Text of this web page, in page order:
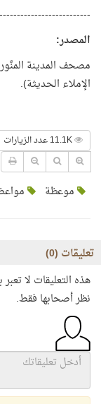
المصدر:
مصحف المدينة
الإملاء الحديثة).
موعظة
تعليقات (0
)
هذه التعليقات لا
نظر أصحابها فقط.